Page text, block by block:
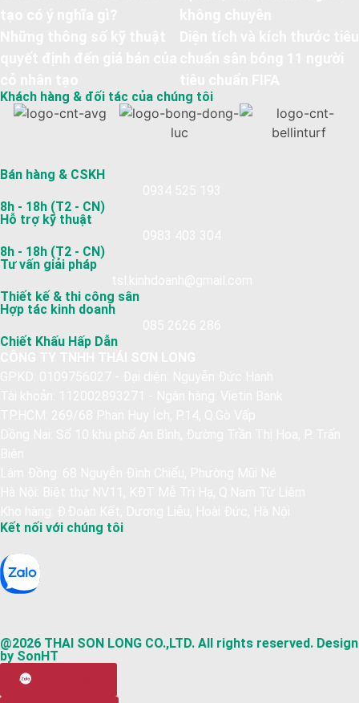
Khách hàng & đối tác của chúng tôi
Bán hàng & CSKH
8h - 18h (T2 - CN)
Hỗ trợ kỹ thuật
8h - 18h (T2 - CN)
Tư vấn giải pháp
Thiết kế & thi công sân
Hợp tác kinh doanh
Chiết Khấu Hấp Dẫn
Kết nối với chúng tôi
@2026 THAI SON LONG CO.,LTD. All rights reserved. Design
by SonHT